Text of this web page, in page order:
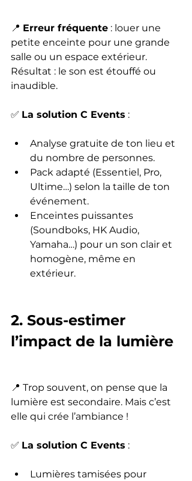
📍 Erreur fréquente : louer une
petite enceinte pour une grande
salle ou un espace extérieur.
Résultat : le son est étouffé ou
inaudible.
✅ La solution C Events :
Analyse gratuite de ton lieu et
du nombre de personnes.
Pack adapté (Essentiel, Pro,
Ultime…) selon la taille de ton
événement.
Enceintes puissantes
(Soundboks, HK Audio,
Yamaha…) pour un son clair et
homogène, même en
extérieur.
2. Sous-estimer
l’impact de la lumière
📍 Trop souvent, on pense que la
lumière est secondaire. Mais c’est
elle qui crée l’ambiance !
✅ La solution C Events :
Lumières tamisées pour